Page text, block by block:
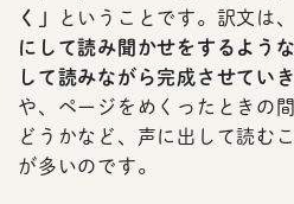
く」
ということです。訳文は、
にして読み聞かせをするよう
して読みながら完成させていき
や、ページをめくったときの
どうかなど、声に出して読む
が多いのです。